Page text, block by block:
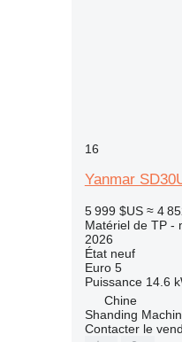
16
Yanmar
5 999 $US ≈ 4
Matériel de TP -
2026
Étatneuf
Euro 5
Puissance 14.6
Chine
Shanding
Contacter le